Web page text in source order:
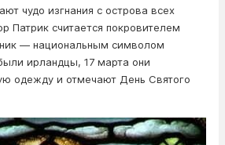
чудо изгнания с острова всех
Патрик считается покровителем
— национальным символом
ирландцы, 17 марта они
одежду и отмечают День Святого